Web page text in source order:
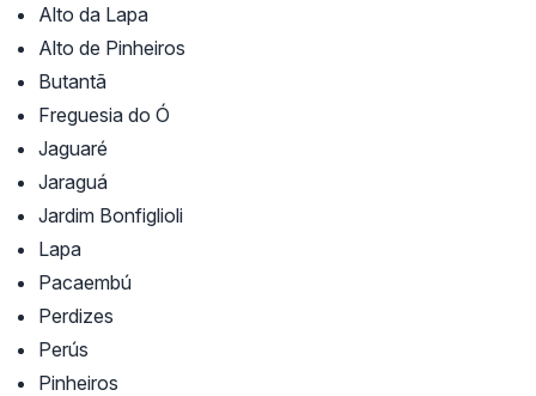
Alto da Lapa
Alto de Pinheiros
Butantã
Freguesia do Ó
Jaguaré
Jaraguá
Jardim Bonfiglioli
Lapa
Pacaembú
Perdizes
Perús
Pinheiros